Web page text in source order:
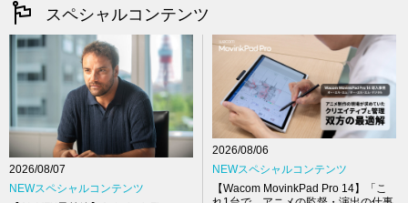
スペシャルコンテンツ
2026/08/07
NEWスペシャルコンテンツ
2026/08/06
NEWスペシャルコンテンツ
【Wacom MovinkPad Pro 14】「こ